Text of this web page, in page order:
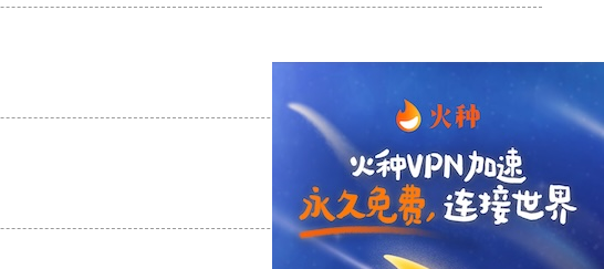
支持 [0] 反对[0]